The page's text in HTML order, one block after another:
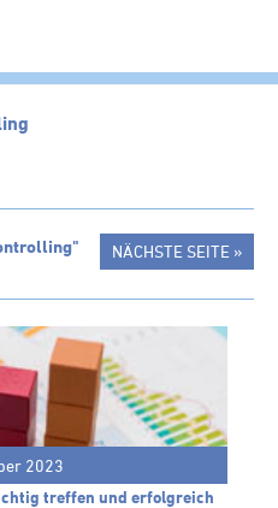
Info
Info
Info
Info
Info
NÄCHSTE SEITE »
2023
treffen und erfolgreich